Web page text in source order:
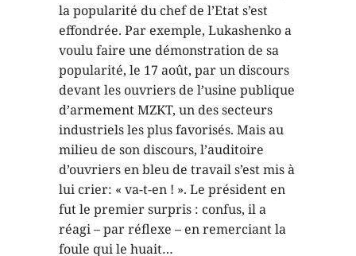
la popularité du chef de l’Etat s’est
effondrée. Par exemple, Lukashenko a
voulu faire une démonstration de sa
popularité, le 17 août, par un discours
devant les ouvriers de l’usine publique
d’armement MZKT, un des secteurs
industriels les plus favorisés. Mais au
milieu de son discours, l’auditoire
d’ouvriers en bleu de travail s’est mis à
lui crier: « va-t-en ! ». Le président en
fut le premier surpris : confus, il a
réagi – par réflexe – en remerciant la
foule qui le huait…